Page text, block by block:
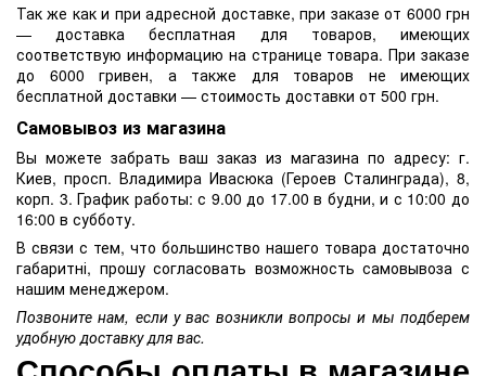
Так же как и при адресной доставке, при заказе от 6000 грн
— доставка бесплатная для товаров, имеющих
соответствую информацию на странице товара. При заказе
до 6000 гривен, а также для товаров не имеющих
бесплатной доставки — стоимость доставки от 500 грн.
Самовывоз из магазина
Вы можете забрать ваш заказ из магазина по адресу: г.
Киев, просп. Владимира Ивасюка (Героев Сталинграда), 8,
корп. 3. График работы: с 9.00 до 17.00 в будни, и с 10:00 до
16:00 в субботу.
В связи с тем, что большинство нашего товара достаточно
габаритні, прошу согласовать возможность самовывоза с
нашим менеджером.
Позвоните нам, если у вас возникли вопросы и мы подберем
удобную доставку для вас.